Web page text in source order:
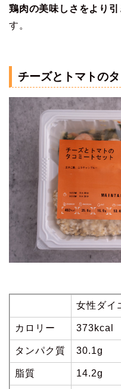
鶏肉の美味しさをより
す。
チーズとトマトの
女性ダイ
カロリー 373kcal
タンパク質 30.1g
脂質 14.2g